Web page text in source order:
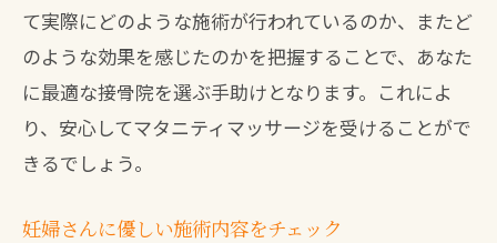
て実際にどのような施術が行われているのか、またど
のような効果を感じたのかを把握することで、あなた
に最適な接骨院を選ぶ手助けとなります。これによ
り、安心してマタニティマッサージを受けることがで
きるでしょう。
妊婦さんに優しい施術内容をチェック